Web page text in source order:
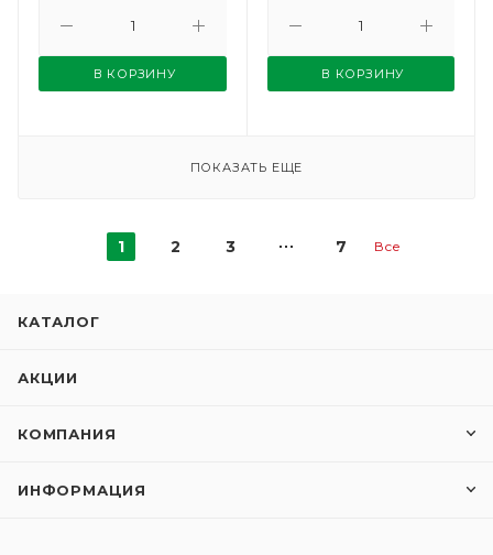
В КОРЗИНУ В КОРЗИНУ
ПОКАЗАТЬ ЕЩЕ
1 2 3 7 Все
КАТАЛОГ
АКЦИИ
КОМПАНИЯ
ИНФОРМАЦИЯ